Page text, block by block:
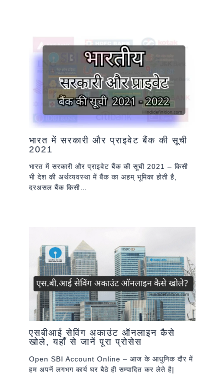
भारत में सरकारी और प्राइवेट बैंक की सूची
2021
भारत में सरकारी और प्राइवेट बैंक की सूची 2021 – किसी
भी देश की अर्थव्यवस्था में बैंक का अहम् भूमिका होती है,
दरअसल बैंक किसी…
एसबीआई सेविंग अकाउंट ऑनलाइन कैसे
खोले, यहाँ से जानें पूरा प्रोसेस
Open SBI Account Online – आज के आधुनिक दौर में
हम अपनें लगभग कार्य घर बैठे ही सम्पादित कर लेते है|